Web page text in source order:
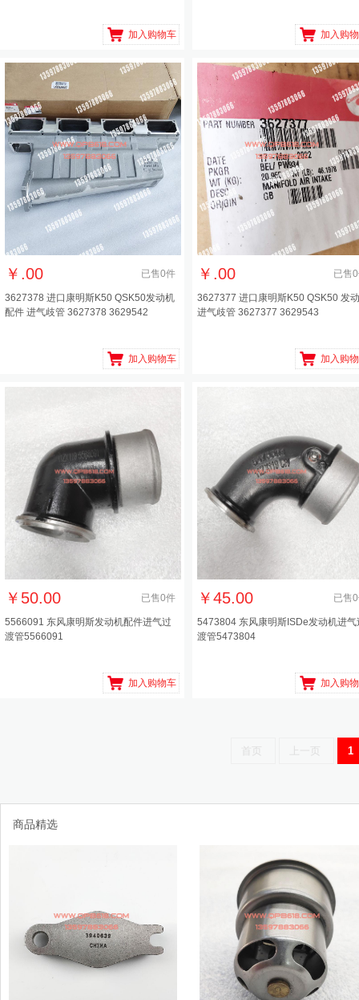
加入购物车 加入购
￥ .00 已售0件
3627378 进口康明斯K50 QSK50发动机
配件 进气歧管 3627378 3629542
加入购物车
￥ .00 已售0
3627377 进口康明斯K50 QSK50 发
进气歧管 3627377 3629543
加入购
￥ 50.00 已售0件
5566091 东风康明斯发动机配件进气过
渡管5566091
加入购物车
￥45.00 已售0
5473804 东风康明斯ISDe发动机进气
渡管5473804
加入购
首页 上一页 1
商品精选